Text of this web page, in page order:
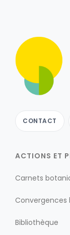
CONTACT
ACTIONS ET
Carnets
Convergences
Bibliothèque